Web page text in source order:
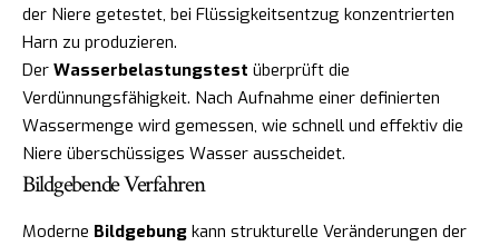
der Niere getestet, bei Flüssigkeitsentzug konzentrierten
Harn zu produzieren.
Der Wasserbelastungstest überprüft die
Verdünnungsfähigkeit. Nach Aufnahme einer definierten
Wassermenge wird gemessen, wie schnell und effektiv die
Niere überschüssiges Wasser ausscheidet.
Bildgebende Verfahren
Moderne Bildgebung kann strukturelle Veränderungen der